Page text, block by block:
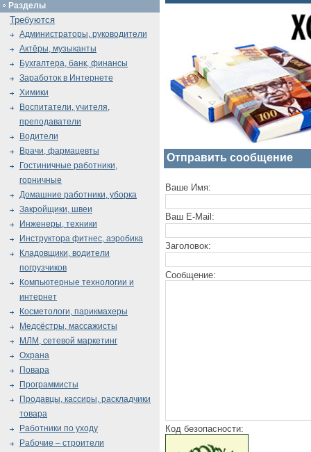
Отправить сообщение
Ваше Имя:
Ваш E-Mail:
Заголовок:
Сообщение:
Код безопасности:
Разделы
Требуются
Администраторы, руководители
Актёры, музыканты
Бухгалтера, банк, финансы
Заработок в Интернете
Химики
Воспитатели, учителя,
преподаватели
Водители
Врачи, фармацевты
Гостиничные работники,
горничные
Домашние работники, уборка
Закройщики, швеи
Инженеры, техники
Инструктора фитнес, аэробика
Кладовщики, водители
погрузчиков
Компьютерные технологии и
интернет
Косметологи, парикмахеры
Медсёстры, массажисты
МЛМ, сетевой маркетинг
Охрана
Повара
Программисты
Продавцы, кассиры, раскладчики
товара
Работники по уходу
Рабочие – строители